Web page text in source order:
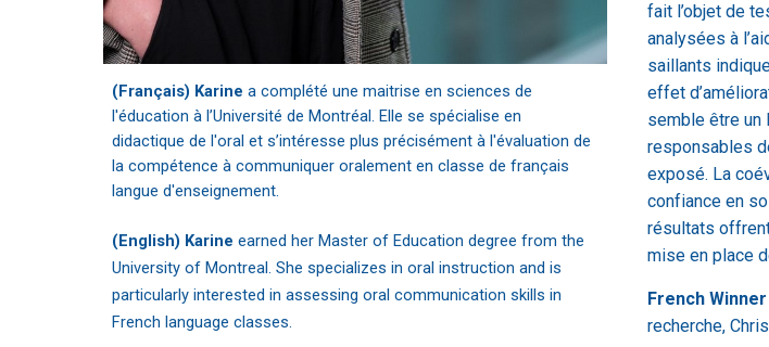
(Français) Karine a complété une maitrise en sciences de
l'éducation à l’Université de Montréal. Elle se spécialise en
didactique de l'oral et s’intéresse plus précisément à l'évaluation de
la compétence à communiquer oralement en classe de français
langue d'enseignement.
(English) Karine earned her Master of Education degree from the
University of Montreal. She specializes in oral instruction and is
particularly interested in assessing oral communication skills in
French language classes.
fait l’objet de
analysées à
saillants
effet
semble être un
responsables
exposé. La
confiance en
résultats
mise en place
French
recherche,